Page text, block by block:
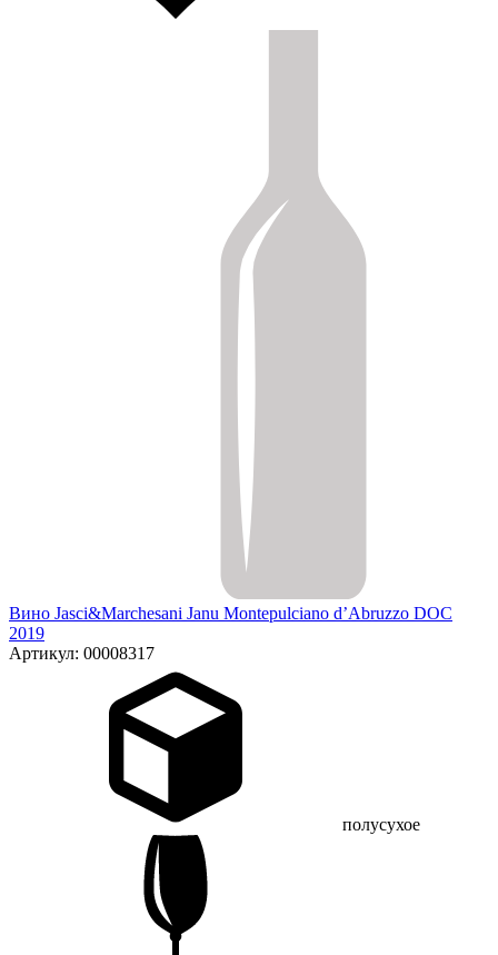
Вино Jasci&Marchesani Janu Montepulciano d’Abruzzo DOC
2019
Артикул: 00008317
полусухое